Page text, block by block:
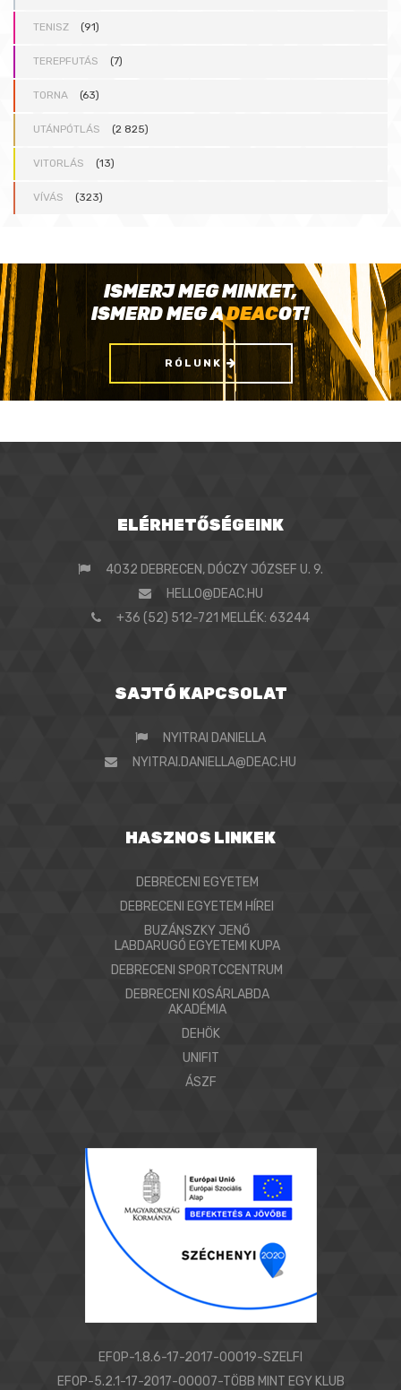
TENISZ (91)
TEREPFUTÁS (7)
TORNA (63)
UTÁNPÓTLÁS (2 825)
VITORLÁS (13)
VÍVÁS (323)
ISMERJ MEG MINKET,
ISMERD MEG ADEACOT!
RÓLUNK
ELÉRHETŐSÉGEINK
4032 DEBRECEN, DÓCZY JÓZSEF U. 9.
HELLO@DEAC.HU
+36 (52) 512-721 MELLÉK: 63244
SAJTÓ KAPCSOLAT
NYITRAI DANIELLA
NYITRAI.DANIELLA@DEAC.HU
HASZNOS LINKEK
DEBRECENI EGYETEM
DEBRECENI EGYETEM HÍREI
BUZÁNSZKY JENŐ
LABDARUGÓ EGYETEMI KUPA
DEBRECENI SPORTCCENTRUM
DEBRECENI KOSÁRLABDA
AKADÉMIA
DEHÖK
UNIFIT
ÁSZF
EFOP-1.8.6-17-2017-00019-SZELFI
EFOP-5.2.1-17-2017-00007-TÖBB MINT EGY KLUB